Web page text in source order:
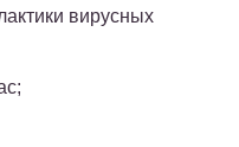
вирусных